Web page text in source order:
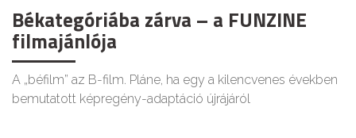
Békategóriába zárva – a FUNZINE
filmajánlója
A „béfilm” az B-film. Pláne, ha egy a kilencvenes években
bemutatott képregény-adaptáció újrájáról